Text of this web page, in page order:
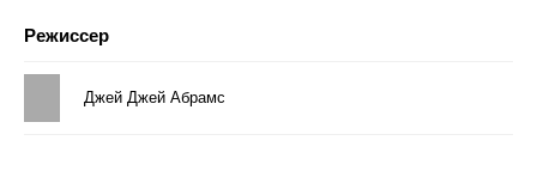
Режиссер
Джей Джей Абрамс